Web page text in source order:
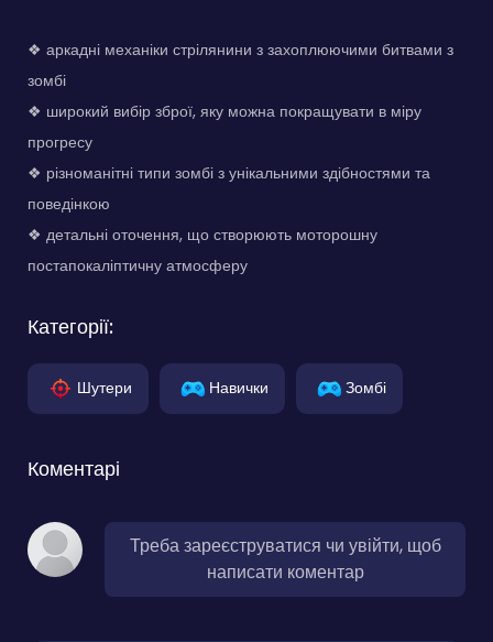
❖ аркадні механіки стрілянини з захоплюючими битвами з
зомбі
❖ широкий вибір зброї, яку можна покращувати в міру
прогресу
❖ різноманітні типи зомбі з унікальними здібностями та
поведінкою
❖ детальні оточення, що створюють моторошну
постапокаліптичну атмосферу
Категорії:
Шутери Навички Зомбі
Коментарі
Треба зареєструватися чи увійти, щоб
написати коментар